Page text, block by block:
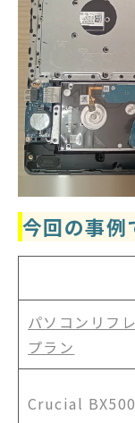
今回の事例
パソコンリフ
プラン
Crucial